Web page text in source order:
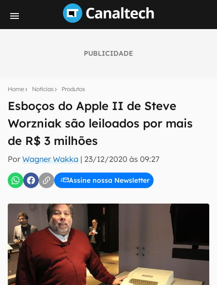
PUBLICIDADE
Home Notícias Produtos
Esboços do Apple II de Steve
Worzniak são leiloados por mais
de R$ 3 milhões
Por Wagner Wakka | 23/12/2020 às 09:27
Assine nossa Newsletter
notícias e reviews sobre tecnologia em primeira
E-mail
inscreva-se
Uso e Política de Privacidade do Canaltech.